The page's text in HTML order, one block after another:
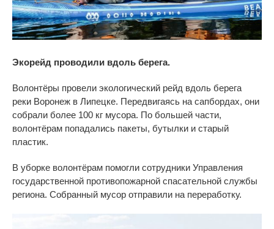
Экорейд проводили вдоль берега.
Волонтёры провели экологический рейд вдоль берега
реки Воронеж в Липецке. Передвигаясь на сапбордах, они
собрали более 100 кг мусора. По большей части,
волонтёрам попадались пакеты, бутылки и старый
пластик.
В уборке волонтёрам помогли сотрудники Управления
государственной противопожарной спасательной службы
региона. Собранный мусор отправили на переработку.